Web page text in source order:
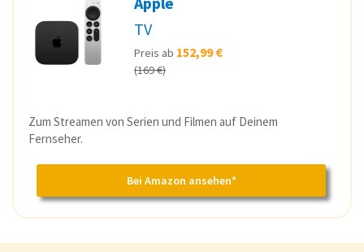
TV
Preis ab 152,99 €
(169 €)
Zum Streamen von Serien und Filmen auf Deinem
Fernseher.
Bei Amazon ansehen*